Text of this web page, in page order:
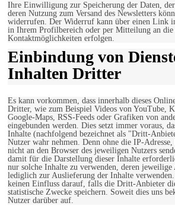
Ihre Einwilligung zur Speicherung der Daten,
deren Nutzung zum Versand des Newsletters
widerrufen. Der Widerruf kann über einen Link
in Ihrem Profilbereich oder per Mitteilung an die
Kontaktmöglichkeiten erfolgen.
Einbindung von
Inhalten Dritter
Es kann vorkommen, dass innerhalb dieses
Dritter, wie zum Beispiel Videos von YouTube,
Google-Maps, RSS-Feeds oder Grafiken von
eingebunden werden. Dies setzt immer voraus,
Inhalte (nachfolgend bezeichnet als "Dritt-
Nutzer wahr nehmen. Denn ohne die IP-
nicht an den Browser des jeweiligen Nutzers
damit für die Darstellung dieser Inhalte
nur solche Inhalte zu verwenden, deren
lediglich zur Auslieferung der Inhalte
keinen Einfluss darauf, falls die Dritt-Anbieter
statistische Zwecke speichern. Soweit dies uns
Nutzer darüber auf.